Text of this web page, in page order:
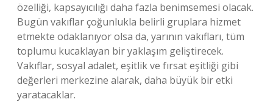
özelliği, kapsayıcılığı daha fazla benimsemesi olacak.
Bugün vakıflar çoğunlukla belirli gruplara hizmet
etmekte odaklanıyor olsa da, yarının vakıfları, tüm
toplumu kucaklayan bir yaklaşım geliştirecek.
Vakıflar, sosyal adalet, eşitlik ve fırsat eşitliği gibi
değerleri merkezine alarak, daha büyük bir etki
yaratacaklar.